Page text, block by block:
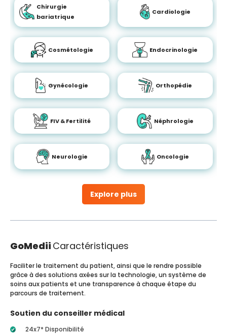
Explore plus
Chirurgie
bariatrique
Cardiologie
Cosmétologie Endocrinologie
Gynécologie Orthopédie
FIV & Fertilité Néphrologie
Neurologie Oncologie
GoMedii Caractéristiques
Faciliter le traitement du patient, ainsi que le rendre possible
grâce à des solutions axées sur la technologie, un système de
soins aux patients et une transparence à chaque étape du
parcours de traitement.
Soutien du conseiller médical
24x7* Disponibilité